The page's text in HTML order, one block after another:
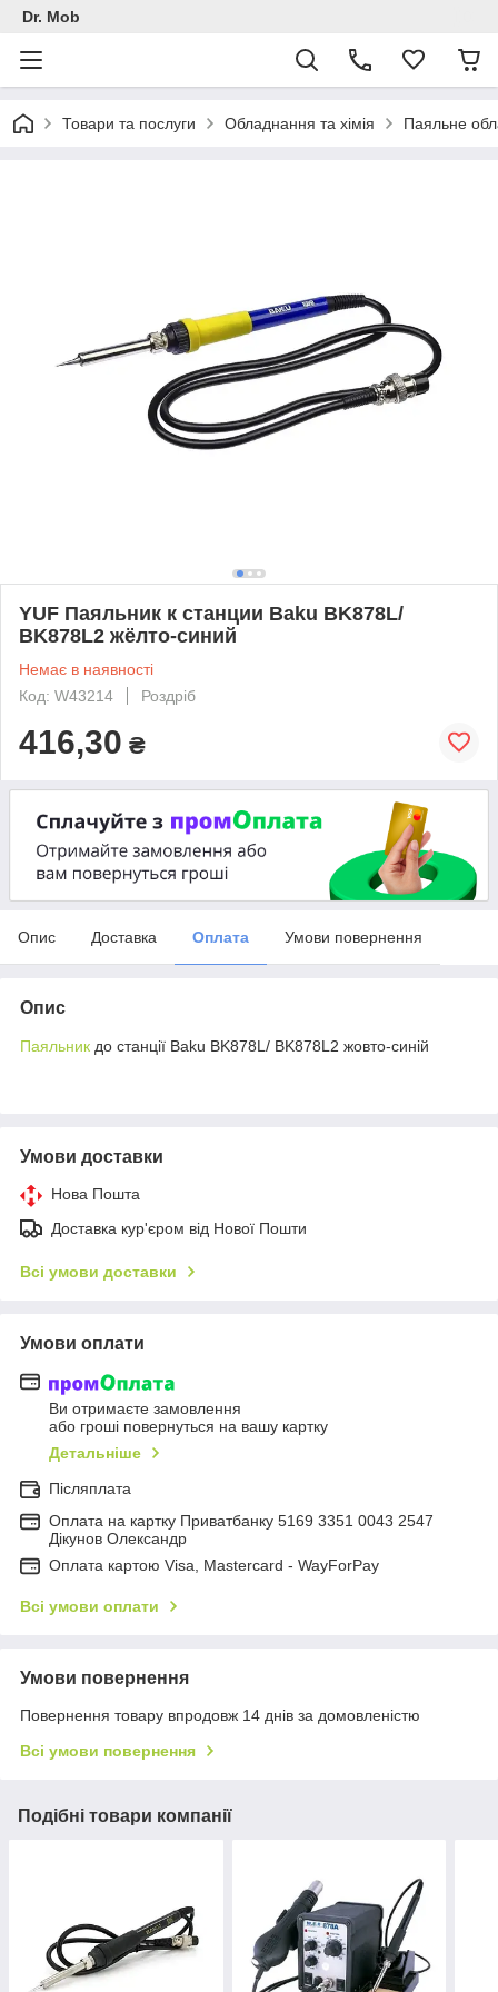
Dr. Mob
Товари та послуги Обладнання та хімія Паяльне
YUF Паяльник к станции Baku BK878L/
BK878L2 жёлто-синий
Немає в наявності
Код: W43214
Роздріб
416,30 ₴
Опис Доставка Оплата Умови повернення
Опис
Паяльник до станції Baku BK878L/ BK878L2 жовто-синій
Умови доставки
Нова Пошта
Доставка кур'єром від Нової Пошти
Всі умови доставки
Умови оплати
Ви отримаєте замовлення
або гроші повернуться на вашу картку
Детальніше
Післяплата
Оплата на картку Приватбанку 5169 3351 0043 2547
Дікунов Олександр
Оплата картою Visa, Mastercard - WayForPay
Всі умови оплати
Умови повернення
Повернення товару впродовж 14 днів за домовленістю
Всі умови повернення
Подібні товари компанії